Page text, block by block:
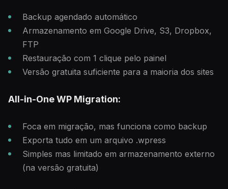
Backup agendado automático
Armazenamento em Google Drive, S3, Dropbox,
FTP
Restauração com 1 clique pelo painel
Versão gratuita suficiente para a maioria dos sites
All-in-One WP Migration:
Foca em migração, mas funciona como backup
Exporta tudo em um arquivo .wpress
Simples mas limitado em armazenamento externo
(na versão gratuita)